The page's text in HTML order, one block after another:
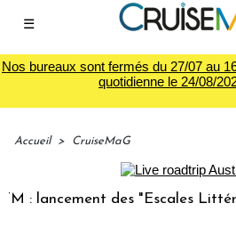
☰
Nos bureaux sont fermés du 27/07 au
quotidienne le 24/08/
Accueil > CruiseMaG
des "Escales